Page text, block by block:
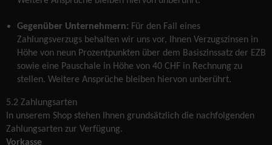
Gegenüber Unternehmern: Für den Fall eines
Zahlungsverzugs behalten wir uns vor, Ihnen Verzugszinsen in
Höhe von neun Prozentpunkten über dem Basiszinssatz der EZB
sowie eine Pauschale in Höhe von 40 CHF in Rechnung zu
stellen. Weitere Ansprüche bleiben hiervon unberührt.
5.2 Zahlungsarten
In unserem Shop stehen Ihnen grundsätzlich die nachfolgenden
Zahlungsarten zur Verfügung.
Vorkasse